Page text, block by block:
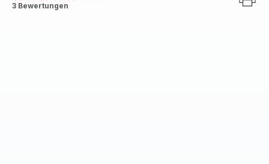
ratings.4.3
3 Bewertungen